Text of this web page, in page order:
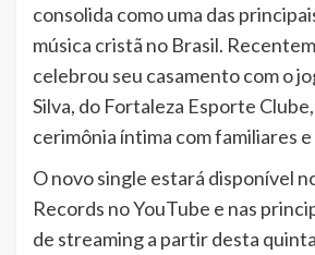
consolida como uma das
música cristã no Brasil.
celebrou seu casamento com o
Silva, do Fortaleza Esporte
cerimônia íntima com familiares e
O novo single estará disponível
Records no YouTube e nas
de streaming a partir desta